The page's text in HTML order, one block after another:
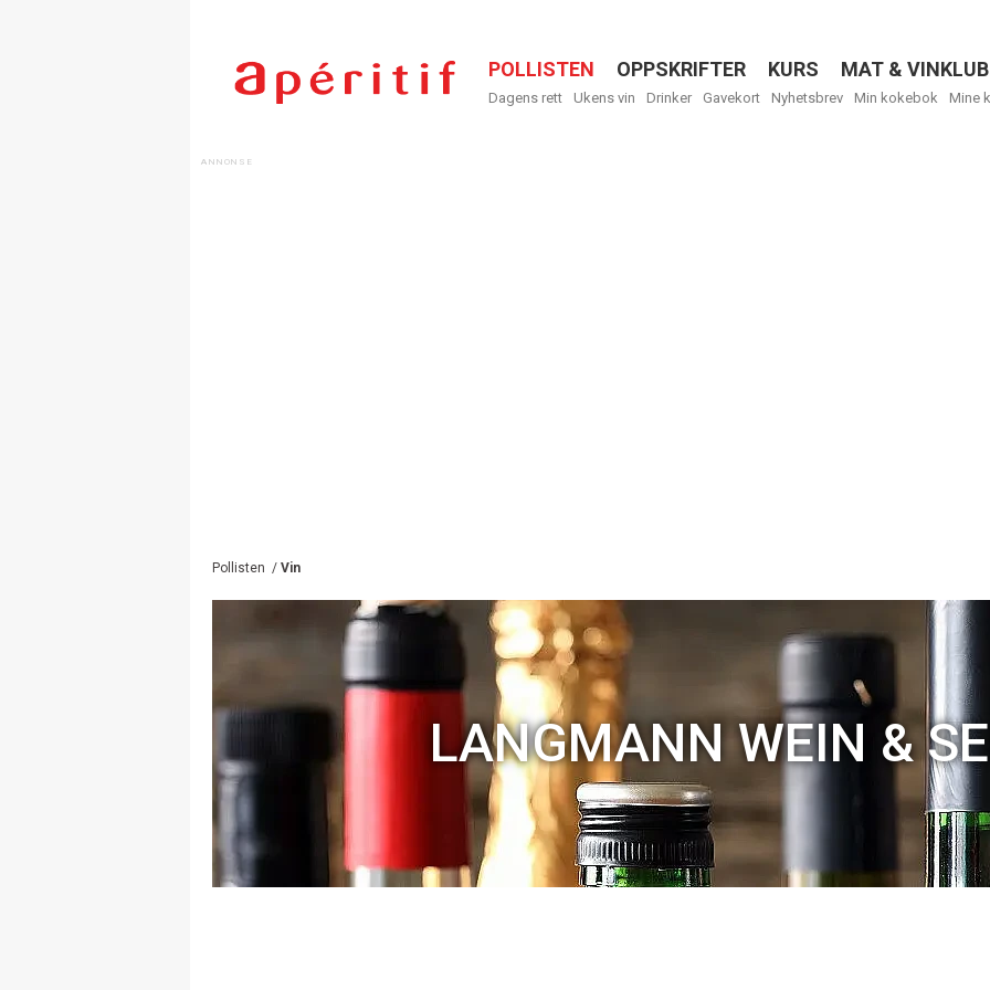
Menu
POLLISTEN OPPSKRIFTER KURS MAT &
Dagens rett Ukens vin Drinker Gavekort Nyhetsbrev Min kokebok Mine
Pollisten / Vin
LANGMANN WEIN &